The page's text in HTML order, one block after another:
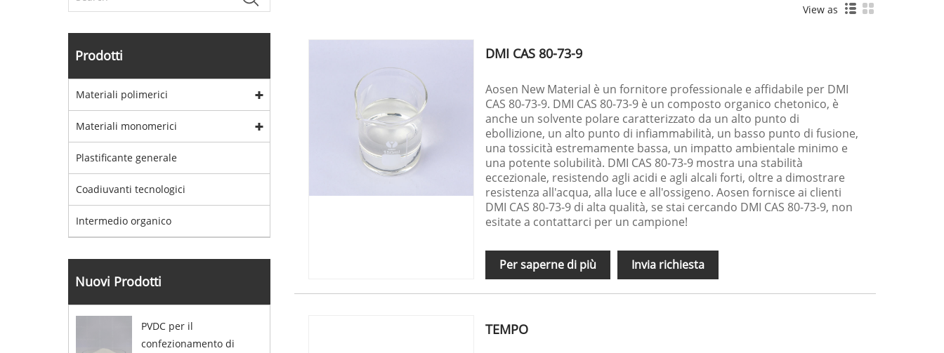
Prodotti
Materiali polimerici
Materiali monomerici
Plastificante generale
Coadiuvanti tecnologici
Intermedio organico
Nuovi Prodotti
PVDC per il
confezionamento di
View as
DMI CAS 80-73-9
Aosen New Material è un fornitore professionale e affidabile per DMI
CAS 80-73-9. DMI CAS 80-73-9 è un composto organico chetonico, è
anche un solvente polare caratterizzato da un alto punto di
ebollizione, un alto punto di infiammabilità, un basso punto di fusione,
una tossicità estremamente bassa, un impatto ambientale minimo e
una potente solubilità. DMI CAS 80-73-9 mostra una stabilità
eccezionale, resistendo agli acidi e agli alcali forti, oltre a dimostrare
resistenza all'acqua, alla luce e all'ossigeno. Aosen fornisce ai clienti
DMI CAS 80-73-9 di alta qualità, se stai cercando DMI CAS 80-73-9, non
esitate a contattarci per un campione!
Per saperne di più Invia richiesta
TEMPO